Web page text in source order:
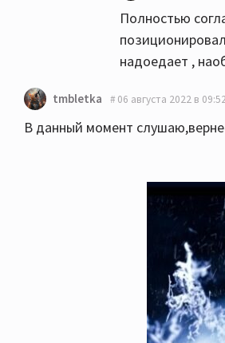
Полностью
надоедает ,
tmbletka 06 августа 2022 в
В данный момент